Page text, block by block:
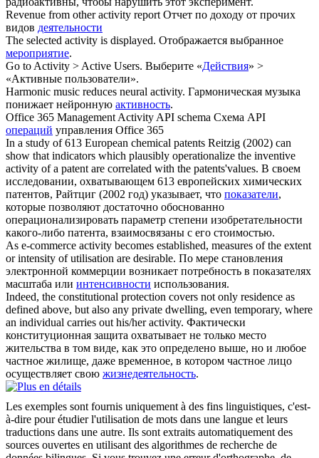
Revenue from otheractivity report Отчет по доходу от прочих
видов деятельности
The selected activity is displayed. Отображается выбранное
мероприятие.
Go toActivity > Active Users. Выберите «Действия» >
«Активные пользователи».
Harmonic music reduces neural activity. Гармоническая музыка
понижает нейронную активность.
Office 365 ManagementActivityAPI schema Схема API
операций управления Office 365
In a study of 613 European chemical patents Reitzig (2002) can
show that indicators which plausibly operationalize the inventive
activity of a patent are correlated with the patents'values. В своем
исследовании, охватывающем 613 европейских химических
патентов, Райтциг (2002 год) указывает, что показатели,
которые позволяют достаточно обоснованно
операционализировать параметр степени изобретательности
какого-либо патента, взаимосвязаны с его стоимостью.
As e-commerce activity becomes established, measures of the extent
or intensity of utilisation are desirable. По мере становления
электронной коммерции возникает потребность в показателях
масштаба или интенсивности использования.
Indeed, the constitutional protection covers not only residence as
defined above, but also any private dwelling, even temporary, where
an individual carries out his/heractivity. Фактически
конституционная защита охватывает не только место
жительства в том виде, как это определено выше, но и любое
частное жилище, даже временное, в котором частное лицо
осуществляет свою жизнедеятельность.
Les exemples sont fournis uniquement à des fins linguistiques, c'est-
à-dire pour étudier l'utilisation de mots dans une langue et leurs
traductions dans une autre. Ils sont extraits automatiquement des
sources ouvertes en utilisant des algorithmes de recherche de